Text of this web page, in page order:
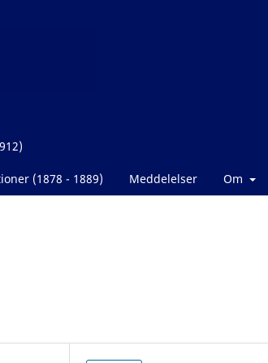
(1878 - 1889) Meddelelser Om